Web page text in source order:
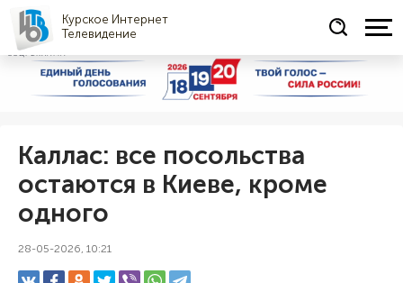
Курское Интернет
Телевидение
СОЦРЕКЛАМА
Каллас: все посольства
остаются в Киеве, кроме
одного
28-05-2026, 10:21